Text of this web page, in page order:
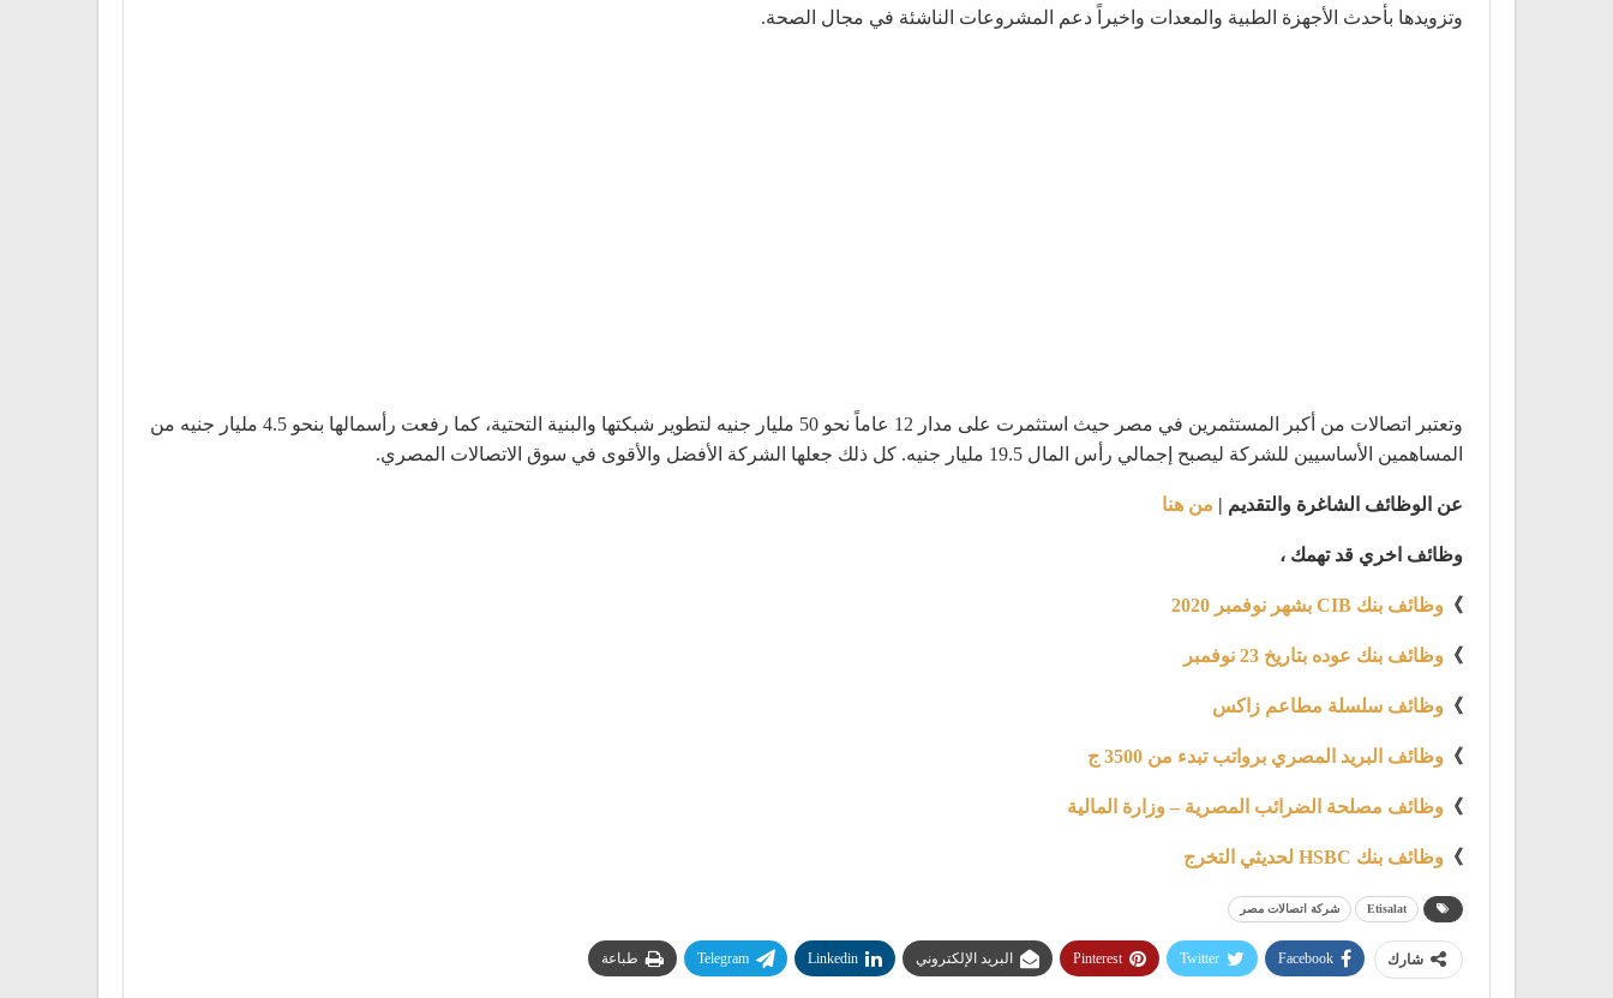
وتزويدها بأحدث الأجهزة الطبية والمعدات واخيراً دعم المشروعات الناشئة في مجال الصحة.
وتعتبر اتصالات من أكبر المستثمرين في مصر حيث استثمرت على مدار 12 عاماً نحو 50 مليار جنيه لتطوير شبكتها والبنية التحتية، كما رفعت رأسمالها بنحو 4.5 مليار جنيه من
المساهمين الأساسيين للشركة ليصبح إجمالي رأس المال 19.5 مليار جنيه. كل ذلك جعلها الشركة الأفضل والأقوى في سوق الاتصالات المصري.
عن الوظائف الشاغرة والتقديم | من هنا
وظائف اخري قد تهمك ،
》 وظائف بنك CIB بشهر نوفمبر 2020
》 وظائف بنك عوده بتاريخ 23 نوفمبر
》 وظائف سلسلة مطاعم زاكس
》 وظائف البريد المصري برواتب تبدء من 3500 ج
》 وظائف مصلحة الضرائب المصرية – وزارة المالية
》 وظائف بنك HSBC لحديثي التخرج
Etisalat شركة اتصالات مصر
شارك Facebook
Twitter
Pinterest البريد الإلكتروني Linkedin
Telegram طباعة